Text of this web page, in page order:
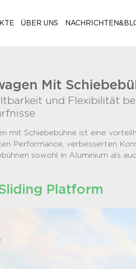
ÜBER UNS
Mit
und Flexibilität
mit Schiebebühne ist eine
Performance, verbesserten
sowohl in Aluminium als
Platform